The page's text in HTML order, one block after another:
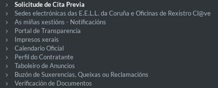
Solicitude de Cita Previa
Sedes electrónicas das E.E.L.L. da Coruña e Oficinas de Rexistro Cl@ve
As miñas xestións - Notificacións
Portal de Transparencia
Impresos xerais
Calendario Oficial
Perfil do Contratante
Taboleiro de Anuncios
Buzón de Suxerencias, Queixas ou Reclamacións
Verificación de Documentos